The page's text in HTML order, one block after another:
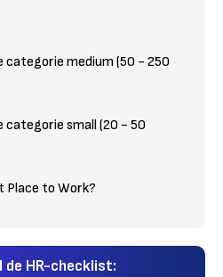
categorie medium (50 - 250
categorie small (20 - 50
Place to Work?
de HR-checklist: